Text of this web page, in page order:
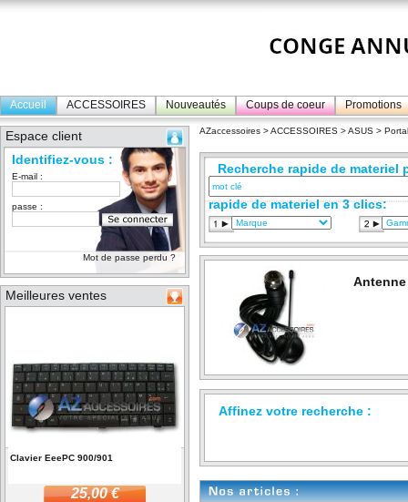
Accueil ACCESSOIRES Nouveautés Coups de coeur Promotions
Espace client
Identifiez-vous :
E-mail :
passe :
Mot de passe perdu ?
Meilleures ventes
Clavier EeePC 900/901
25,00 €
AZaccessoires >ACCESSOIRES >ASUS >
Recherche rapide de materiel
rapide de materiel en 3 clics:
Affinez votre recherche :